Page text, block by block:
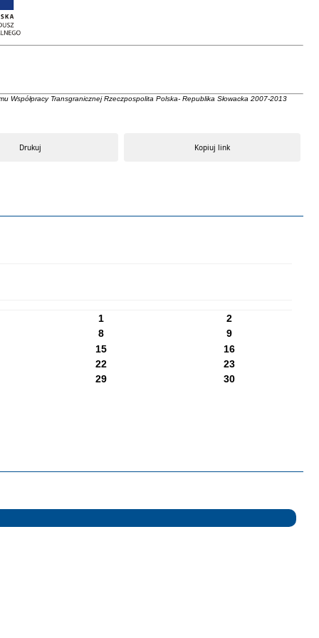
Transgranicznej Rzeczpospolita Polska- Republika Słowacka 2007-2013
Drukuj Kopiuj link
1
2
8
9
15
16
22
23
29
30